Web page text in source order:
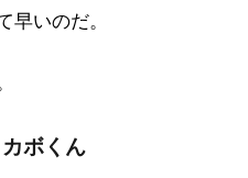
早いのだ。
ボくん